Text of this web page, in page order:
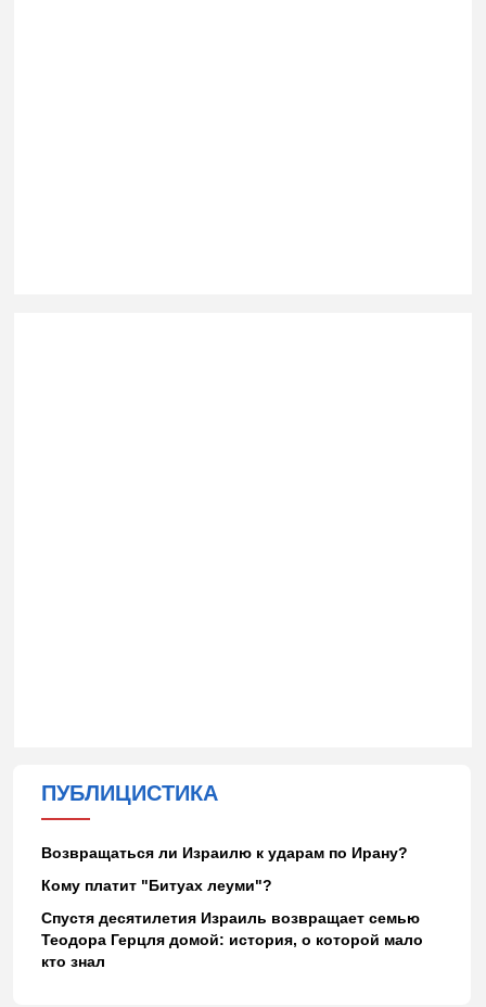
ПУБЛИЦИСТИКА
Возвращаться ли Израилю к ударам по Ирану?
Кому платит "Битуах леуми"?
Спустя десятилетия Израиль возвращает семью
Теодора Герцля домой: история, о которой мало
кто знал